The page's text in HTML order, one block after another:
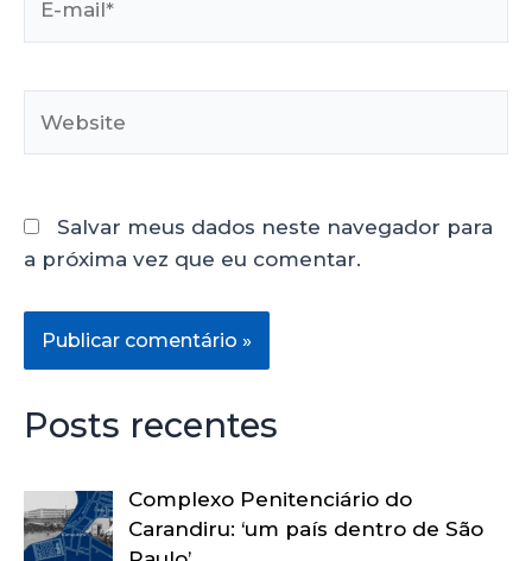
Salvar meus dados neste navegador para
a próxima vez que eu comentar.
Posts recentes
Complexo Penitenciário do
Carandiru: ‘um país dentro de São